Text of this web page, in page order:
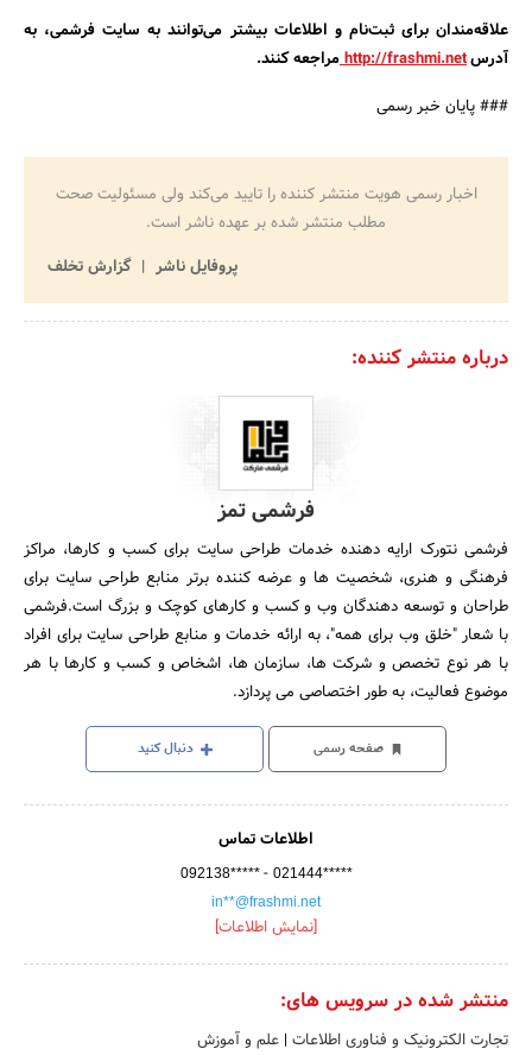
علاقه‌مندان برای ثبت‌نام و اطلاعات بیشتر می‌توانند به سایت فرشمی، به
آدرسhttp://frashmi.netمراجعه کنند.
### پایان خبر رسمی
اخبار رسمی هویت منتشر کننده را تایید می‌کند ولی مسئولیت صحت
مطلب منتشر شده بر عهده ناشر است.
پروفایل ناشر
گزارش تخلف
درباره منتشر کننده:
فرشمی تمز
فرشمی نتورک ارایه دهنده خدمات طراحی سایت برای کسب و کارها، مراکز
فرهنگی و هنری، شخصیت ها و عرضه کننده برتر منابع طراحی سایت برای
طراحان و توسعه دهندگان وب و کسب و کارهای کوچک و بزرگ است.فرشمی
با شعار "خلق وب برای همه"، به ارائه خدمات و منابع طراحی سایت برای افراد
با هر نوع تخصص و شرکت ها، سازمان ها، اشخاص و کسب و کارها با هر
موضوع فعالیت، به طور اختصاصی می پردازد.
صفحه رسمی دنبال کنید
اطلاعات تماس
092138***** - 021444*****
in**@frashmi.net
[نمایش اطلاعات]
منتشر شده در سرویس های:
تجارت الکترونیک و فناوری اطلاعات | علم و آموزش